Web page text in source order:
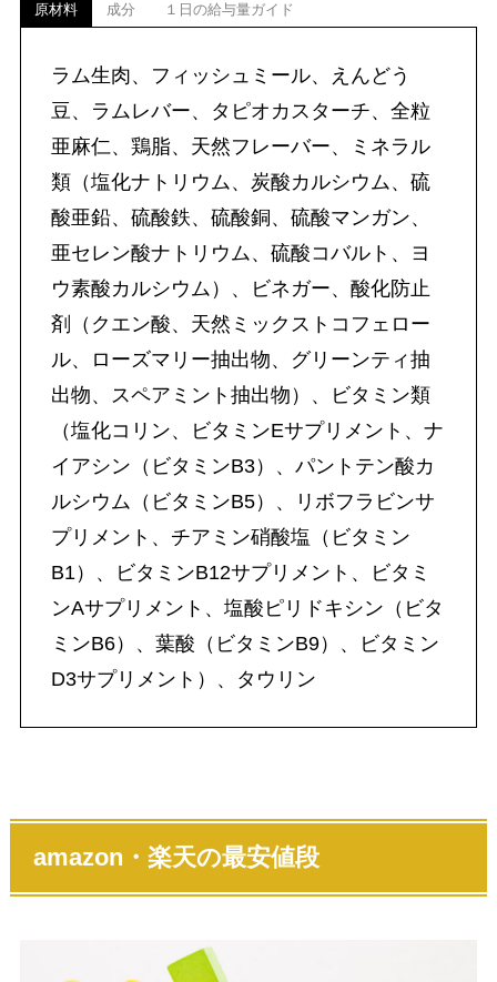
原材料 成分 １日の給与量ガイド
ラム生肉、フィッシュミール、えんどう
豆、ラムレバー、タピオカスターチ、全粒
亜麻仁、鶏脂、天然フレーバー、ミネラル
類（塩化ナトリウム、炭酸カルシウム、硫
酸亜鉛、硫酸鉄、硫酸銅、硫酸マンガン、
亜セレン酸ナトリウム、硫酸コバルト、ヨ
ウ素酸カルシウム）、ビネガー、酸化防止
剤（クエン酸、天然ミックストコフェロー
ル、ローズマリー抽出物、グリーンティ抽
出物、スペアミント抽出物）、ビタミン類
（塩化コリン、ビタミンEサプリメント、ナ
イアシン（ビタミンB3）、パントテン酸カ
ルシウム（ビタミンB5）、リボフラビンサ
プリメント、チアミン硝酸塩（ビタミン
B1）、ビタミンB12サプリメント、ビタミ
ンAサプリメント、塩酸ピリドキシン（ビタ
ミンB6）、葉酸（ビタミンB9）、ビタミン
D3サプリメント）、タウリン
amazon・楽天の最安値段